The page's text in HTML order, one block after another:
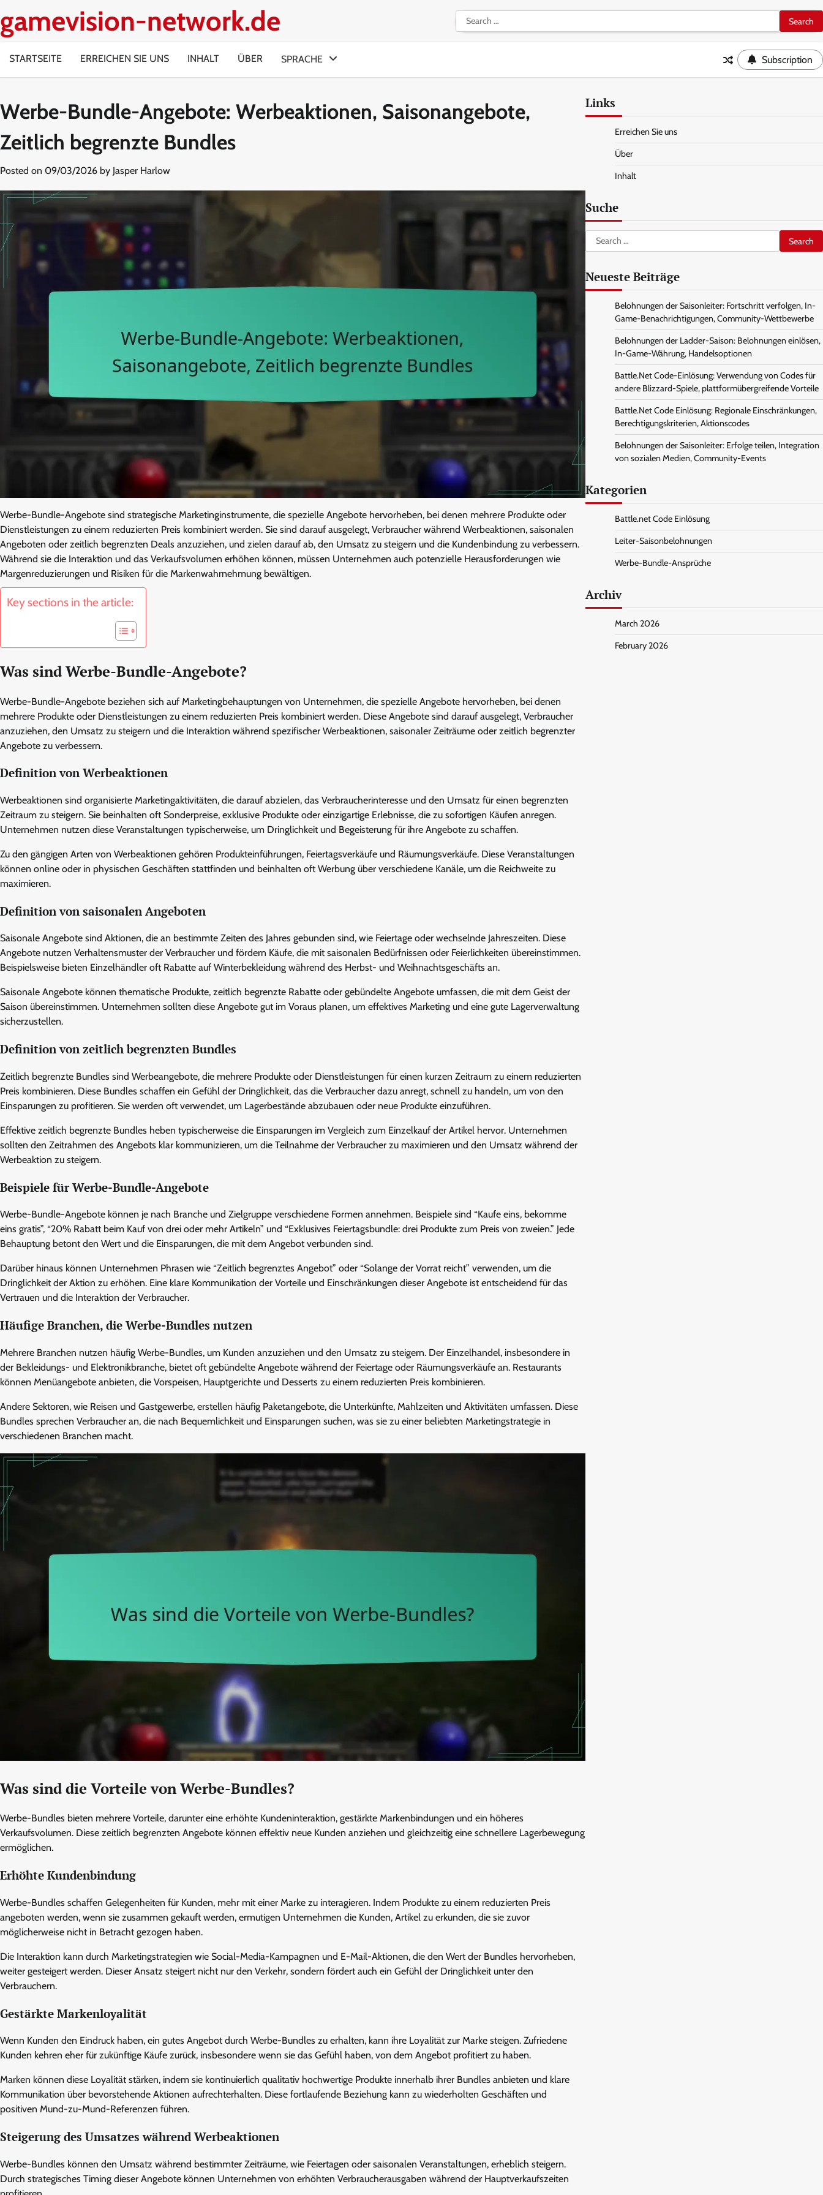
to
content
gamevision-network.de
Search
for:
STARTSEITE ERREICHEN SIE UNS INHALT ÜBER SPRACHE Subscription
Werbe-Bundle-Angebote: Werbeaktionen, Saisonangebote,
Zeitlich begrenzte Bundles
Posted on 09/03/2026 by Jasper Harlow
Werbe-Bundle-Angebote sind strategische Marketinginstrumente, die spezielle Angebote hervorheben, bei denen mehrere Produkte oder
Dienstleistungen zu einem reduzierten Preis kombiniert werden. Sie sind darauf ausgelegt, Verbraucher während Werbeaktionen, saisonalen
Angeboten oder zeitlich begrenzten Deals anzuziehen, und zielen darauf ab, den Umsatz zu steigern und die Kundenbindung zu verbessern.
Während sie die Interaktion und das Verkaufsvolumen erhöhen können, müssen Unternehmen auch potenzielle Herausforderungen wie
Margenreduzierungen und Risiken für die Markenwahrnehmung bewältigen.
Key sections in the article:
Was sind Werbe-Bundle-Angebote?
Werbe-Bundle-Angebote beziehen sich auf Marketingbehauptungen von Unternehmen, die spezielle Angebote hervorheben, bei denen
mehrere Produkte oder Dienstleistungen zu einem reduzierten Preis kombiniert werden. Diese Angebote sind darauf ausgelegt, Verbraucher
anzuziehen, den Umsatz zu steigern und die Interaktion während spezifischer Werbeaktionen, saisonaler Zeiträume oder zeitlich begrenzter
Angebote zu verbessern.
Definition von Werbeaktionen
Werbeaktionen sind organisierte Marketingaktivitäten, die darauf abzielen, das Verbraucherinteresse und den Umsatz für einen begrenzten
Zeitraum zu steigern. Sie beinhalten oft Sonderpreise, exklusive Produkte oder einzigartige Erlebnisse, die zu sofortigen Käufen anregen.
Unternehmen nutzen diese Veranstaltungen typischerweise, um Dringlichkeit und Begeisterung für ihre Angebote zu schaffen.
Zu den gängigen Arten von Werbeaktionen gehören Produkteinführungen, Feiertagsverkäufe und Räumungsverkäufe. Diese Veranstaltungen
können online oder in physischen Geschäften stattfinden und beinhalten oft Werbung über verschiedene Kanäle, um die Reichweite zu
maximieren.
Definition von saisonalen Angeboten
Saisonale Angebote sind Aktionen, die an bestimmte Zeiten des Jahres gebunden sind, wie Feiertage oder wechselnde Jahreszeiten. Diese
Angebote nutzen Verhaltensmuster der Verbraucher und fördern Käufe, die mit saisonalen Bedürfnissen oder Feierlichkeiten übereinstimmen.
Beispielsweise bieten Einzelhändler oft Rabatte auf Winterbekleidung während des Herbst- und Weihnachtsgeschäfts an.
Saisonale Angebote können thematische Produkte, zeitlich begrenzte Rabatte oder gebündelte Angebote umfassen, die mit dem Geist der
Saison übereinstimmen. Unternehmen sollten diese Angebote gut im Voraus planen, um effektives Marketing und eine gute Lagerverwaltung
sicherzustellen.
Definition von zeitlich begrenzten Bundles
Zeitlich begrenzte Bundles sind Werbeangebote, die mehrere Produkte oder Dienstleistungen für einen kurzen Zeitraum zu einem reduzierten
Preis kombinieren. Diese Bundles schaffen ein Gefühl der Dringlichkeit, das die Verbraucher dazu anregt, schnell zu handeln, um von den
Einsparungen zu profitieren. Sie werden oft verwendet, um Lagerbestände abzubauen oder neue Produkte einzuführen.
Effektive zeitlich begrenzte Bundles heben typischerweise die Einsparungen im Vergleich zum Einzelkauf der Artikel hervor. Unternehmen
sollten den Zeitrahmen des Angebots klar kommunizieren, um die Teilnahme der Verbraucher zu maximieren und den Umsatz während der
Werbeaktion zu steigern.
Beispiele für Werbe-Bundle-Angebote
Werbe-Bundle-Angebote können je nach Branche und Zielgruppe verschiedene Formen annehmen. Beispiele sind “Kaufe eins, bekomme
eins gratis”, “20% Rabatt beim Kauf von drei oder mehr Artikeln” und “Exklusives Feiertagsbundle: drei Produkte zum Preis von zweien.” Jede
Behauptung betont den Wert und die Einsparungen, die mit dem Angebot verbunden sind.
Darüber hinaus können Unternehmen Phrasen wie “Zeitlich begrenztes Angebot” oder “Solange der Vorrat reicht” verwenden, um die
Dringlichkeit der Aktion zu erhöhen. Eine klare Kommunikation der Vorteile und Einschränkungen dieser Angebote ist entscheidend für das
Vertrauen und die Interaktion der Verbraucher.
Häufige Branchen, die Werbe-Bundles nutzen
Mehrere Branchen nutzen häufig Werbe-Bundles, um Kunden anzuziehen und den Umsatz zu steigern. Der Einzelhandel, insbesondere in
der Bekleidungs- und Elektronikbranche, bietet oft gebündelte Angebote während der Feiertage oder Räumungsverkäufe an. Restaurants
können Menüangebote anbieten, die Vorspeisen, Hauptgerichte und Desserts zu einem reduzierten Preis kombinieren.
Andere Sektoren, wie Reisen und Gastgewerbe, erstellen häufig Paketangebote, die Unterkünfte, Mahlzeiten und Aktivitäten umfassen. Diese
Bundles sprechen Verbraucher an, die nach Bequemlichkeit und Einsparungen suchen, was sie zu einer beliebten Marketingstrategie in
verschiedenen Branchen macht.
Was sind die Vorteile von Werbe-Bundles?
Werbe-Bundles bieten mehrere Vorteile, darunter eine erhöhte Kundeninteraktion, gestärkte Markenbindungen und ein höheres
Verkaufsvolumen. Diese zeitlich begrenzten Angebote können effektiv neue Kunden anziehen und gleichzeitig eine schnellere Lagerbewegung
ermöglichen.
Erhöhte Kundenbindung
Werbe-Bundles schaffen Gelegenheiten für Kunden, mehr mit einer Marke zu interagieren. Indem Produkte zu einem reduzierten Preis
angeboten werden, wenn sie zusammen gekauft werden, ermutigen Unternehmen die Kunden, Artikel zu erkunden, die sie zuvor
möglicherweise nicht in Betracht gezogen haben.
Die Interaktion kann durch Marketingstrategien wie Social-Media-Kampagnen und E-Mail-Aktionen, die den Wert der Bundles hervorheben,
weiter gesteigert werden. Dieser Ansatz steigert nicht nur den Verkehr, sondern fördert auch ein Gefühl der Dringlichkeit unter den
Verbrauchern.
Gestärkte Markenloyalität
Wenn Kunden den Eindruck haben, ein gutes Angebot durch Werbe-Bundles zu erhalten, kann ihre Loyalität zur Marke steigen. Zufriedene
Kunden kehren eher für zukünftige Käufe zurück, insbesondere wenn sie das Gefühl haben, von dem Angebot profitiert zu haben.
Marken können diese Loyalität stärken, indem sie kontinuierlich qualitativ hochwertige Produkte innerhalb ihrer Bundles anbieten und klare
Kommunikation über bevorstehende Aktionen aufrechterhalten. Diese fortlaufende Beziehung kann zu wiederholten Geschäften und
positiven Mund-zu-Mund-Referenzen führen.
Steigerung des Umsatzes während Werbeaktionen
Werbe-Bundles können den Umsatz während bestimmter Zeiträume, wie Feiertagen oder saisonalen Veranstaltungen, erheblich steigern.
Durch strategisches Timing dieser Angebote können Unternehmen von erhöhten Verbraucherausgaben während der Hauptverkaufszeiten
Links
Erreichen Sie uns
Über
Inhalt
Suche
Search
for:
Neueste Beiträge
Belohnungen der Saisonleiter: Fortschritt verfolgen, In-
Game-Benachrichtigungen, Community-Wettbewerbe
Belohnungen der Ladder-Saison: Belohnungen einlösen,
In-Game-Währung, Handelsoptionen
Battle.Net Code-Einlösung: Verwendung von Codes für
andere Blizzard-Spiele, plattformübergreifende Vorteile
Battle.Net Code Einlösung: Regionale Einschränkungen,
Berechtigungskriterien, Aktionscodes
Belohnungen der Saisonleiter: Erfolge teilen, Integration
von sozialen Medien, Community-Events
Kategorien
Battle.net Code Einlösung
Leiter-Saisonbelohnungen
Werbe-Bundle-Ansprüche
Archiv
March 2026
February 2026